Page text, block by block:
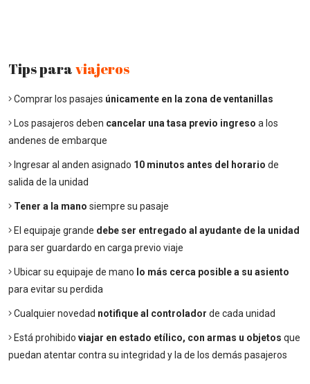
Tips paraviajeros
Comprar los pasajes únicamente en la zona de ventanillas
Los pasajeros deben cancelar una tasa previo ingreso a los
andenes de embarque
Ingresar al anden asignado 10 minutos antes del horario de
salida de la unidad
Tener a la mano siempre su pasaje
El equipaje grande debe ser entregado al ayudante de la unidad
para ser guardardo en carga previo viaje
Ubicar su equipaje de mano lo más cerca posible a su asiento
para evitar su perdida
Cualquier novedad notifique al controlador de cada unidad
Está prohibido viajar en estado etílico, con armas u objetos que
puedan atentar contra su integridad y la de los demás pasajeros